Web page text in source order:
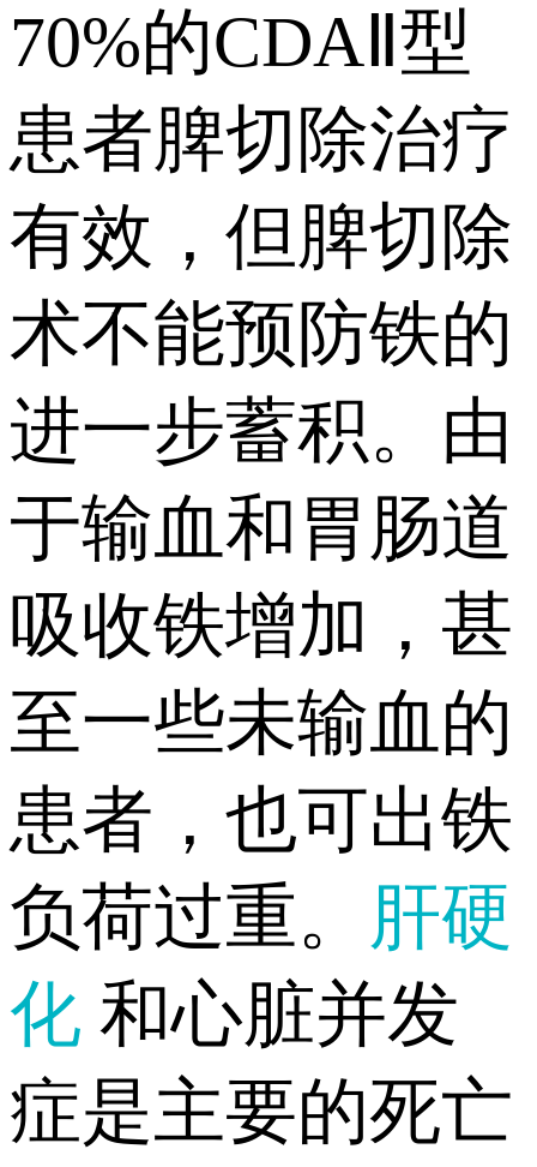
70%的CDAⅡ型
患者脾切除治疗
有效，但脾切除
术不能预防铁的
进一步蓄积。由
于输血和胃肠道
吸收铁增加，甚
至一些未输血的
患者，也可出铁
负荷过重。 肝硬
化 和心脏并发
症是主要的死亡